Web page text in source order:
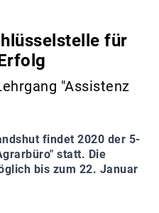
für
"Assistenz
findet 2020 der 5-
statt. Die
bis zum 22. Januar